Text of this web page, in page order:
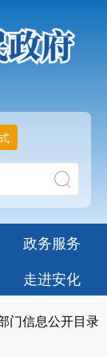
政务服务
走进安化
门信息公开目录